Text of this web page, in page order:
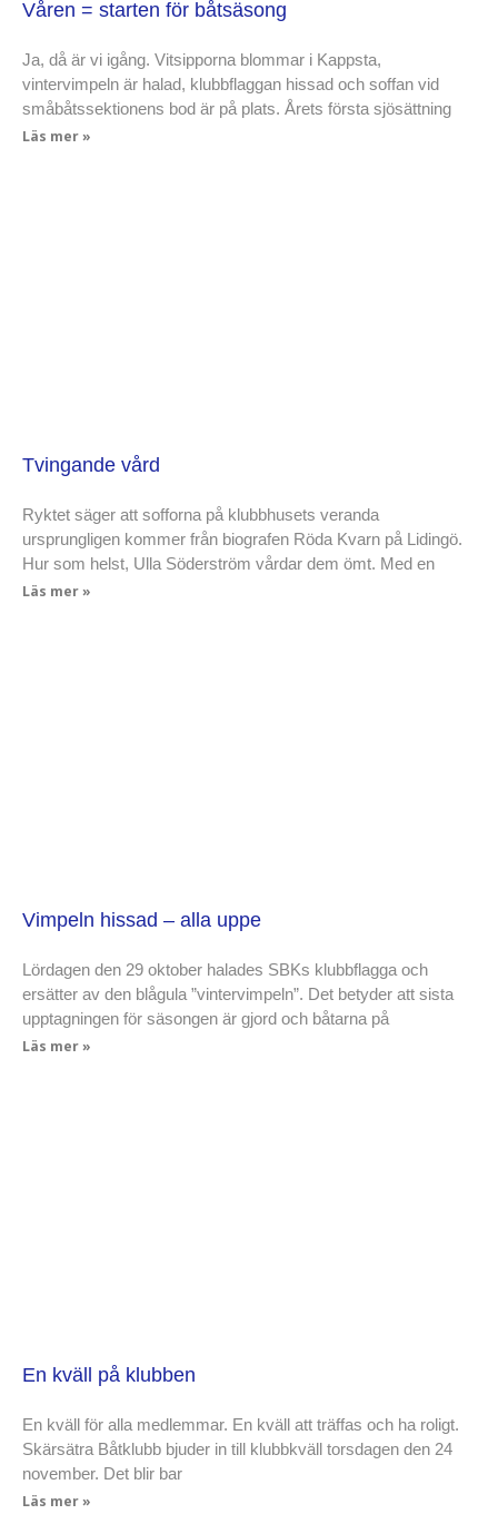
Våren = starten för båtsäsong
Ja, då är vi igång. Vitsipporna blommar i Kappsta,
vintervimpeln är halad, klubbflaggan hissad och soffan vid
småbåtssektionens bod är på plats. Årets första sjösättning
Läs mer »
Tvingande vård
Ryktet säger att sofforna på klubbhusets veranda
ursprungligen kommer från biografen Röda Kvarn på Lidingö.
Hur som helst, Ulla Söderström vårdar dem ömt. Med en
Läs mer »
Vimpeln hissad – alla uppe
Lördagen den 29 oktober halades SBKs klubbflagga och
ersätter av den blågula ”vintervimpeln”. Det betyder att sista
upptagningen för säsongen är gjord och båtarna på
Läs mer »
En kväll på klubben
En kväll för alla medlemmar. En kväll att träffas och ha roligt.
Skärsätra Båtklubb bjuder in till klubbkväll torsdagen den 24
november. Det blir bar
Läs mer »